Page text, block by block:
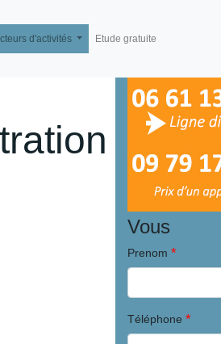
d'activités Etude gratuite
Vous
Prenom *
Téléphone *